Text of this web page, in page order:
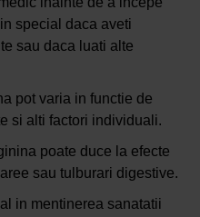
special daca aveti
sau daca luati alte
pot varia in functie de
si alti factori individuali.
poate duce la efecte
sau tulburari digestive.
in mentinerea sanatatii